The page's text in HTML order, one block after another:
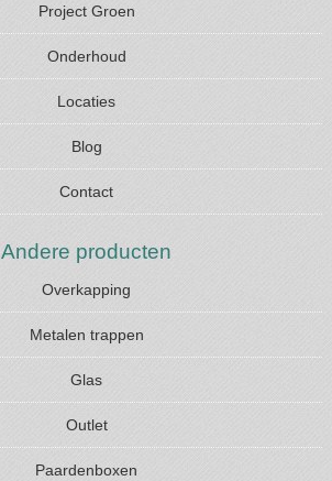
Project Groen
Onderhoud
Locaties
Blog
Contact
Andere producten
Overkapping
Metalen trappen
Glas
Outlet
Paardenboxen